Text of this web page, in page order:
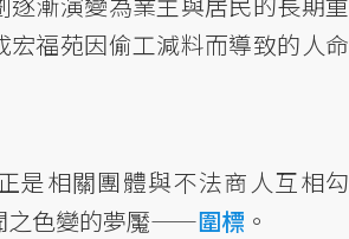
宏福苑因偷工減料而導致的人命
是相關團體與不法商人互相勾
之色變的夢魘——圍標 。